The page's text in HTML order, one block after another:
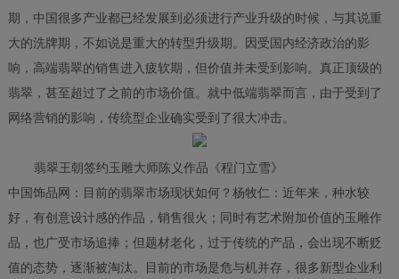
期，中国很多产业都已经发展到必须进行产业升级的时候，与其说重
大的洗牌期，不如说是重大的转型升级期。因受国内经济政治的影
响，高端翡翠的销售进入疲软期，但价值并未受到影响。真正顶级的
翡翠，甚至超过了之前的市场价值。就中低端翡翠而言，由于受到了
网络营销的影响，传统型企业确实受到了很大冲击。
翡翠王朝签约玉雕大师陈义作品《程门立雪》
中国饰品网：目前的翡翠市场现状如何？杨牧仁：近年来，种水较
好，有创意设计感的作品，销售很火；同时有艺术附加价值的玉雕作
品，也广受市场追捧；但题材老化，过于传统的产品，会出现不断贬
值的态势，逐渐被淘汰。目前的市场是危与机并存，很多新型企业利